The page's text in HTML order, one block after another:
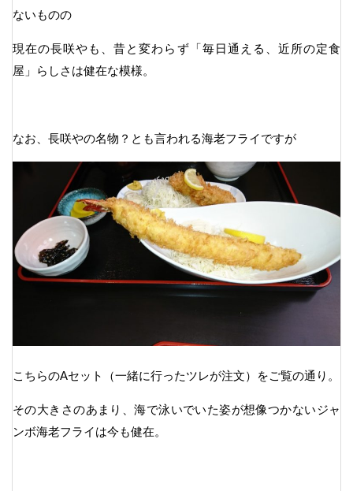
ないものの
現在の長咲やも、昔と変わらず「毎日通える、近所の定食
屋」らしさは健在な模様。
なお、長咲やの名物？とも言われる海老フライですが
こちらのAセット（一緒に行ったツレが注文）をご覧の通り。
その大きさのあまり、海で泳いでいた姿が想像つかないジャ
ンボ海老フライは今も健在。